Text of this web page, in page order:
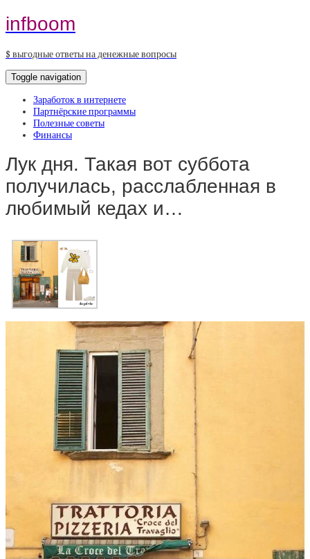
infboom
$ выгодные ответы на денежные вопросы
Toggle navigation
Заработок в интернете
Партнёрские программы
Полезные советы
Финансы
Лук дня. Такая вот суббота
получилась, расслабленная в
любимый кедах и…